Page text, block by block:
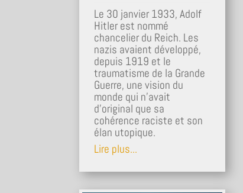
Le 30 janvier 1933, Adolf
Hitler est nommé
chancelier du Reich. Les
nazis avaient développé,
depuis 1919 et le
traumatisme de la Grande
Guerre, une vision du
monde qui n’avait
d’original que sa
cohérence raciste et son
élan utopique.
Lire plus...